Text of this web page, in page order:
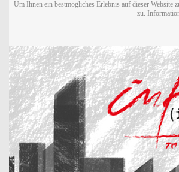
Um Ihnen ein bestmögliches Erlebnis auf dieser
zu.